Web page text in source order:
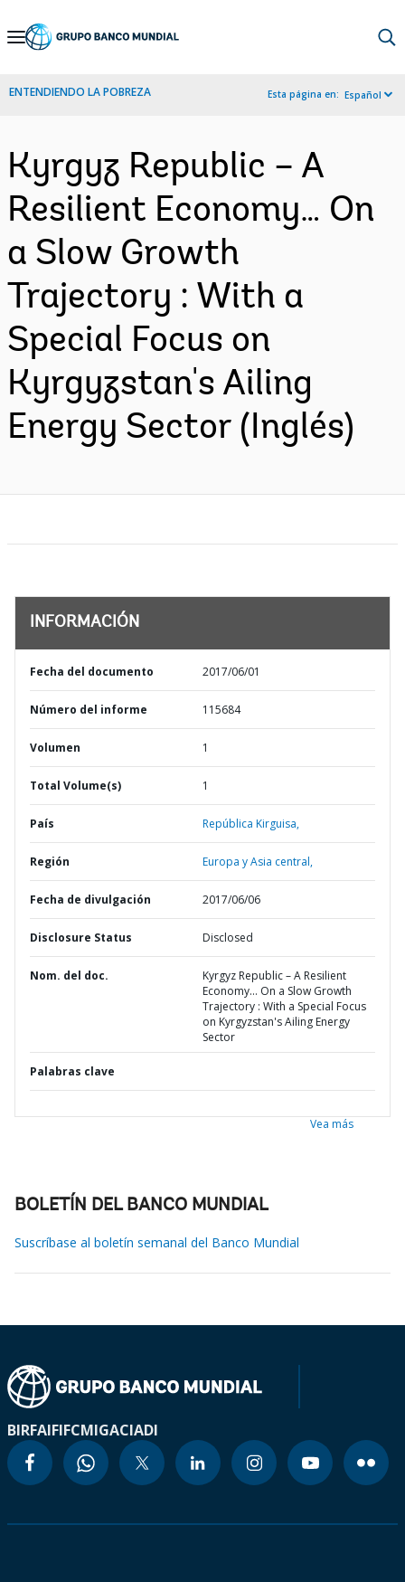
Skip
Navigation
ENTENDIENDO LA POBREZA Esta página en: Español
Kyrgyz Republic – A
Resilient Economy… On
a Slow Growth
Trajectory : With a
Special Focus on
Kyrgyzstan's Ailing
Energy Sector (Inglés)
INFORMACIÓN
Fecha del documento 2017/06/01
Número del informe 115684
Volumen 1
Total Volume(s) 1
País República Kirguisa,
Región Europa y Asia central,
Fecha de divulgación 2017/06/06
Disclosure Status Disclosed
Nom. del doc.
Kyrgyz Republic – A Resilient
Economy… On a Slow Growth
Trajectory : With a Special Focus
on Kyrgyzstan's Ailing Energy
Sector
Palabras clave
Vea más
BOLETÍN DEL BANCO MUNDIAL
Suscríbase al boletín semanal del Banco Mundial
BIRFAIFIFCMIGACIADI